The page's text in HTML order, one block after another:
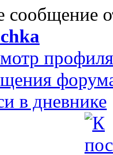
сообщение
профиля
в дневнике